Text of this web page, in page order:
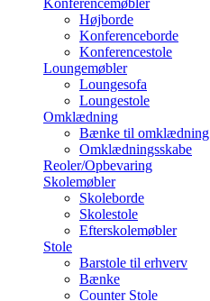
Konferencemøbler
Højborde
Konferenceborde
Konferencestole
Loungemøbler
Loungesofa
Loungestole
Omklædning
Bænke til omklædning
Omklædningsskabe
Reoler/Opbevaring
Skolemøbler
Skoleborde
Skolestole
Efterskolemøbler
Stole
Barstole til erhverv
Bænke
Counter Stole